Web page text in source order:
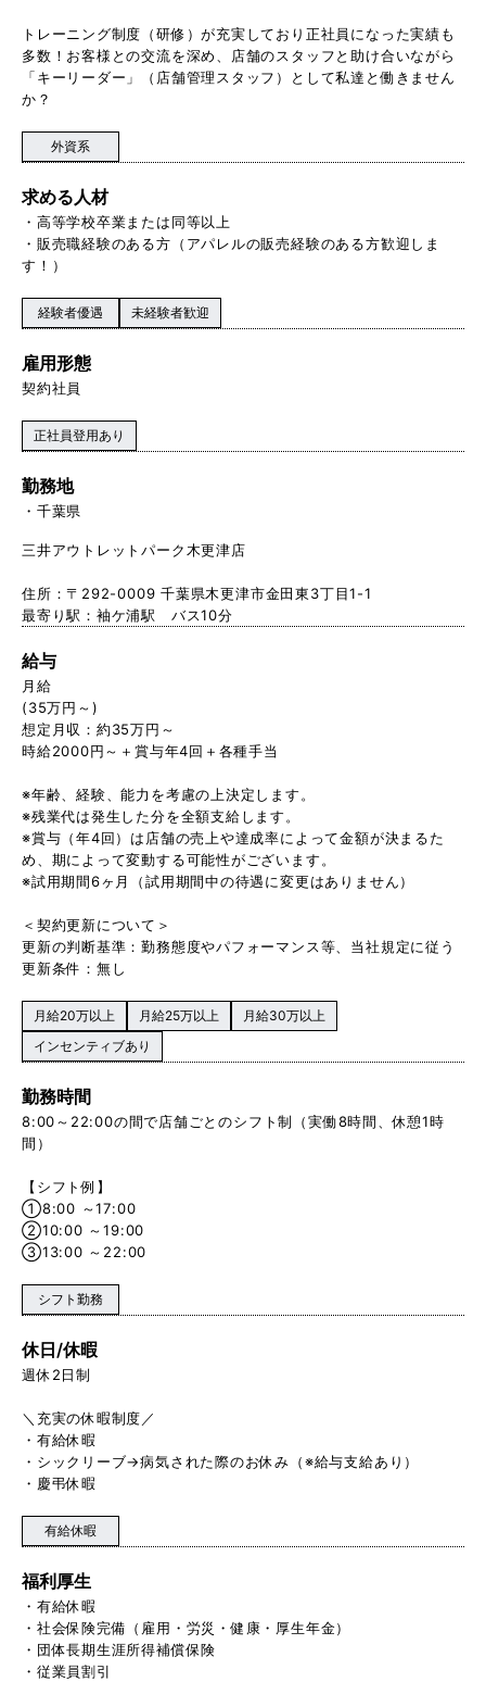
トレーニング制度（研修）が充実しており正社員になった実績も
多数！お客様との交流を深め、店舗のスタッフと助け合いながら
「キーリーダー」（店舗管理スタッフ）として私達と働きません
か？
外資系
求める人材
・高等学校卒業または同等以上
・販売職経験のある方（アパレルの販売経験のある方歓迎しま
す！）
経験者優遇 未経験者歓迎
雇用形態
契約社員
正社員登用あり
勤務地
千葉県
三井アウトレットパーク木更津店
住所：〒292-0009 千葉県木更津市金田東3丁目1-1
最寄り駅：袖ケ浦駅 バス10分
給与
月給
(35万円～)
想定月収：約35万円～
時給2000円～＋賞与年4回＋各種手当
※年齢、経験、能力を考慮の上決定します。
※残業代は発生した分を全額支給します。
※賞与（年4回）は店舗の売上や達成率によって金額が決まるた
め、期によって変動する可能性がございます。
※試用期間6ヶ月（試用期間中の待遇に変更はありません）
＜契約更新について＞
更新の判断基準：勤務態度やパフォーマンス等、当社規定に従う
更新条件：無し
月給20万以上 月給25万以上
月給30万以上
インセンティブあり
勤務時間
8:00～22:00の間で店舗ごとのシフト制（実働8時間、休憩1時
間）
【シフト例】
①8:00 ～17:00
②10:00 ～19:00
③13:00 ～22:00
シフト勤務
休日/休暇
週休2日制
＼充実の休暇制度／
・有給休暇
・シックリーブ→病気された際のお休み（※給与支給あり）
・慶弔休暇
有給休暇
福利厚生
・有給休暇
・社会保険完備（雇用・労災・健康・厚生年金）
・団体長期生涯所得補償保険
・従業員割引